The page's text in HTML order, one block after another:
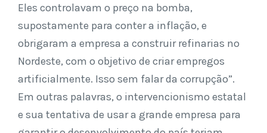
Eles controlavam o preço na bomba,
supostamente para conter a inflação, e
obrigaram a empresa a construir refinarias no
Nordeste, com o objetivo de criar empregos
artificialmente. Isso sem falar da corrupção”.
Em outras palavras, o intervencionismo estatal
e sua tentativa de usar a grande empresa para